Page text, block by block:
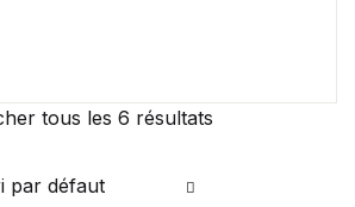
tous les 6 résultats
par défaut